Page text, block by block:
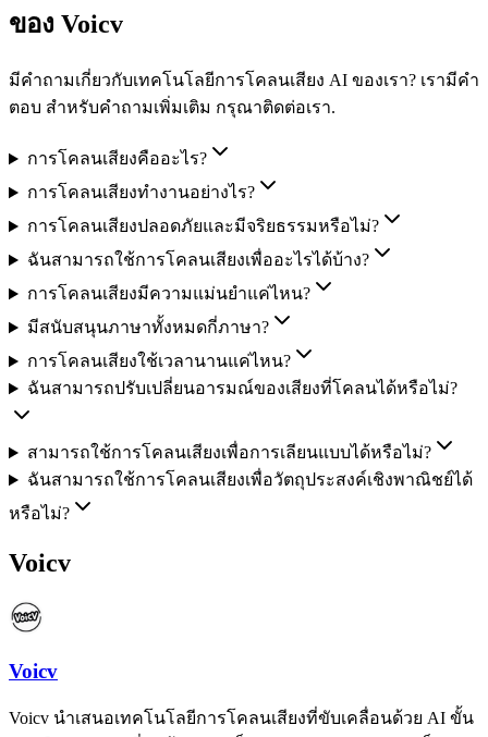
ของ Voicv
มีคำถามเกี่ยวกับเทคโนโลยีการโคลนเสียง AI ของเรา? เรามีคำ
ตอบ สำหรับคำถามเพิ่มเติม กรุณาติดต่อเรา.
การโคลนเสียงคืออะไร?
การโคลนเสียงทำงานอย่างไร?
การโคลนเสียงปลอดภัยและมีจริยธรรมหรือไม่?
ฉันสามารถใช้การโคลนเสียงเพื่ออะไรได้บ้าง?
การโคลนเสียงมีความแม่นยำแค่ไหน?
มีสนับสนุนภาษาทั้งหมดกี่ภาษา?
การโคลนเสียงใช้เวลานานแค่ไหน?
ฉันสามารถปรับเปลี่ยนอารมณ์ของเสียงที่โคลนได้หรือไม่?
สามารถใช้การโคลนเสียงเพื่อการเลียนแบบได้หรือไม่?
ฉันสามารถใช้การโคลนเสียงเพื่อวัตถุประสงค์เชิงพาณิชย์ได้
หรือไม่?
Voicv
Voicv
Voicv นำเสนอเทคโนโลยีการโคลนเสียงที่ขับเคลื่อนด้วย AI ขั้น